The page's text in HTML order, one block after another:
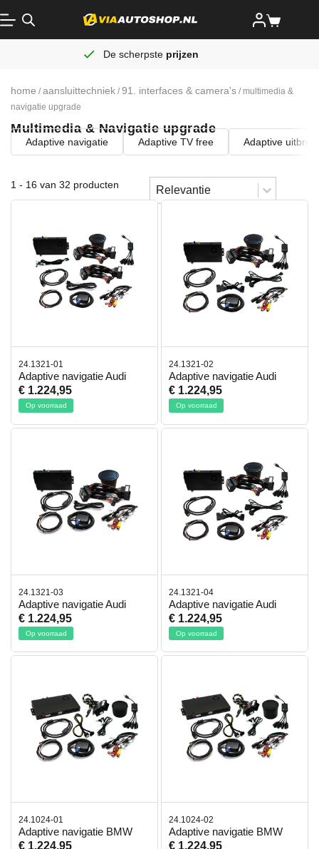
De scherpste prijzen
home / aansluittechniek / 91. interfaces & camera's / multimedia &
navigatie upgrade
Multimedia & Navigatie upgrade
Adaptive navigatie Adaptive TV free Adaptive
1 - 16 van 32 producten Sorteren
Sort content
Sort content
24.1321-01
Adaptive navigatie Audi
€ 1.224,95
Op voorraad
24.1321-02
Adaptive navigatie Audi
€ 1.224,95
Op voorraad
24.1321-03
Adaptive navigatie Audi
€ 1.224,95
Op voorraad
24.1321-04
Adaptive navigatie Audi
€ 1.224,95
Op voorraad
24.1024-01
Adaptive navigatie BMW
€ 1.224,95
24.1024-02
Adaptive navigatie BMW
€ 1.224,95